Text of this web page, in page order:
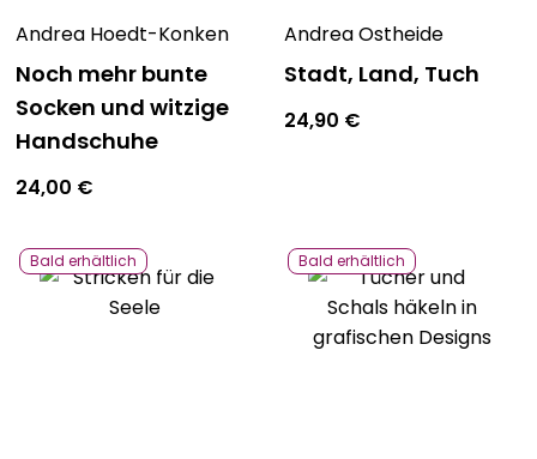
Andrea Hoedt-Konken
Noch mehr bunte
Socken und witzige
Handschuhe
24,00 €
Andrea Ostheide
Stadt, Land, Tuch
24,90 €
Bald erhältlich Bald erhältlich